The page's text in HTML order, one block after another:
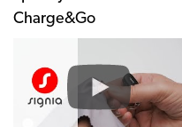
Charge&Go